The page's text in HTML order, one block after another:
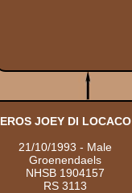
EROS JOEY DI LOCACO
21/10/1993 - Male
Groenendaels
NHSB 1904157
RS 3113